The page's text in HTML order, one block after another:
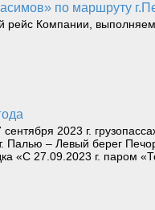
по маршруту
Компании,
2023 г.
– Левый берег
«С 27.09.2023 г. паром